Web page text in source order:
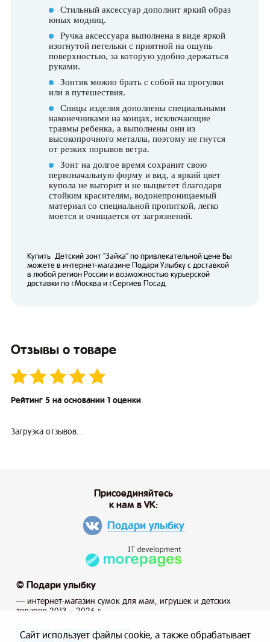
Стильный аксессуар дополнит яркий образ
юных модниц.
Ручка аксессуара выполнена в виде яркой
изогнутой петельки с приятной на ощупь
поверхностью, за которую удобно держаться
руками.
Зонтик можно брать с собой на прогулки
или в путешествия.
Спицы изделия дополнены специальными
наконечниками на концах, исключающие
травмы ребенка, а выполнены они из
высокопрочного металла, поэтому не гнутся
от резких порывов ветра.
Зонт на долгое время сохранит свою
первоначальную форму и вид, а яркий цвет
купола не выгорит и не выцветет благодаря
стойким красителям, водонепроницаемый
материал со специальной пропиткой, легко
моется и очищается от загрязнений.
Купить Детский зонт "Зайка" по привлекательной цене Вы
можете в интернет-магазине Подари Улыбку с доставкой
в любой регион России и возможностью курьерской
доставки по г.Москва и г.Сергиев Посад.
Отзывы о товаре
Рейтинг 5 на основании 1 оценки
Загрузка отзывов...
© Подари улыбку
— интернет-магазин сумок для мам, игрушек и детских
товаров 2013 – 2026 г.
Присоединяйтесь
к нам в VK:
Подари улыбку
Политика конфиденциальности
Сайт использует файлы cookie, а также обрабатывает